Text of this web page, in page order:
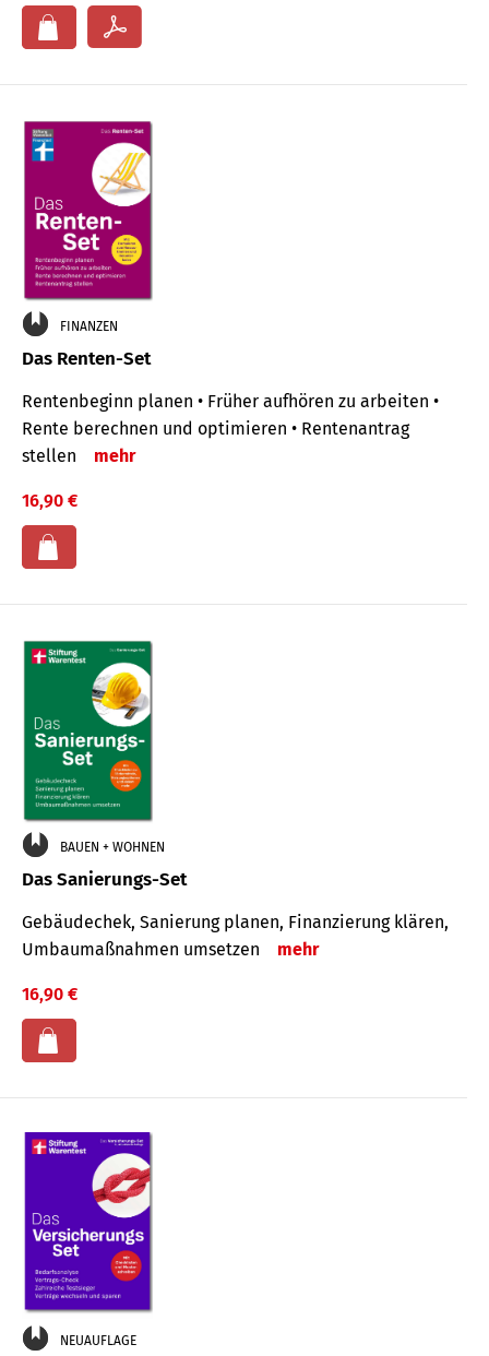
FINANZEN
Das Renten-Set
Rentenbeginn planen • Früher aufhören zu arbeiten •
Rente berechnen und optimieren • Rentenantrag
stellen
mehr
16,90 €
BAUEN + WOHNEN
Das Sanierungs-Set
Gebäudechek, Sanierung planen, Finanzierung klären,
Umbaumaßnahmen umsetzen
mehr
16,90 €
NEUAUFLAGE